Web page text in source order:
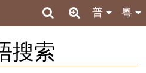
粵
普
搜索